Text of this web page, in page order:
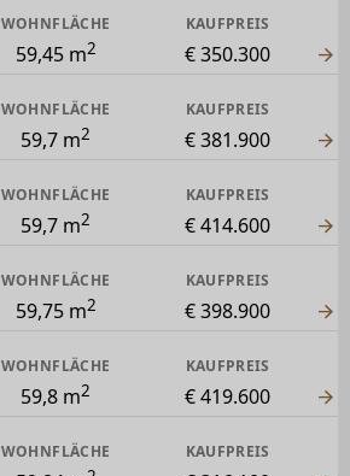
WOHNFLÄCHE
59,45 m2
KAUFPREIS
€ 350.300
WOHNFLÄCHE
59,7 m2
KAUFPREIS
€ 381.900
WOHNFLÄCHE
59,7 m2
KAUFPREIS
€ 414.600
WOHNFLÄCHE
59,75 m2
KAUFPREIS
€ 398.900
WOHNFLÄCHE
59,8 m2
KAUFPREIS
€ 419.600
WOHNFLÄCHE KAUFPREIS